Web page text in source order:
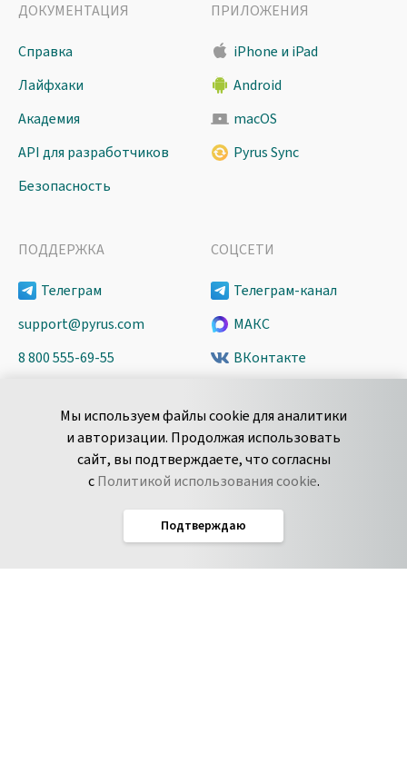
Мы используем файлы cookie для аналитики
и авторизации. Продолжая использовать
сайт, вы подтверждаете, что согласны
сПолитикой использования cookie.
Подтверждаю
ДОКУМЕНТАЦИЯ
Справка
Лайфхаки
Академия
API для разработчиков
Безопасность
ПРИЛОЖЕНИЯ
iPhone и iPad
Android
macOS
Pyrus Sync
ПОДДЕРЖКА
Телеграм
support@pyrus.com
8 800 555-69-55
пн-пт с 9 до 18 часов (Мск)
Сообщить об
уязвимости
СОЦСЕТИ
Телеграм-канал
МАКС
ВКонтакте
Spark
Дзен
Соглашение об обработке данных